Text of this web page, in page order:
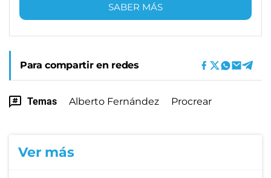
SABER MÁS
Para compartir en redes
Temas Alberto Fernández Procrear
Ver más